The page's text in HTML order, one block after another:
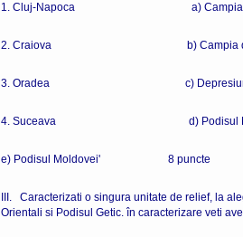
1. Cluj-Napoca a) Campia
2. Craiova b) Campia de
3. Oradea c) Depresiunea
4. Suceava d) Podisul
e) Podisul Moldovei' 8 puncte
III. Caracterizati o singura unitate de relief, la
Orientali si Podisul Getic. în caracterizare veti